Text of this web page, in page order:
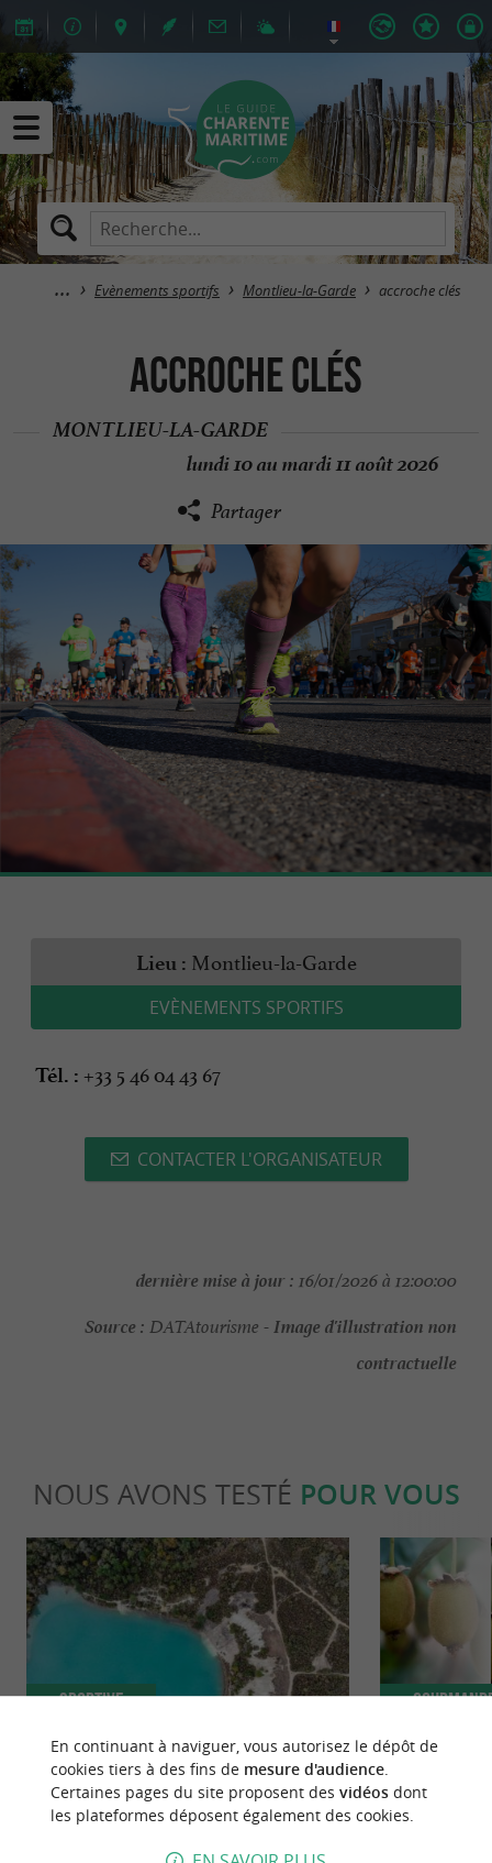
Evènements sportifs Montlieu-la-Garde accroche clés
accroche clés
MONTLIEU-LA-GARDE
lundi 10 au mardi 11 août 2026
Partager
Lieu : Montlieu-la-Garde
EVÈNEMENTS SPORTIFS
Tél. : +33 5 46 04 43 67
CONTACTER L'ORGANISATEUR
dernière mise à jour : 16/01/2026 à 12:00:00
Source : DATAtourisme -Image d'illustration non
contractuelle
NOUS AVONS TESTÉ POUR VOUS
La balade insolite des Lacs Bleus de
Touvérac
Sportive
Un hiver
Charente-
En continuant à naviguer, vous autorisez le dépôt de
cookies tiers à des fins de mesure d'audience.
Certaines pages du site proposent des vidéosdont
les plateformes déposent également des cookies.